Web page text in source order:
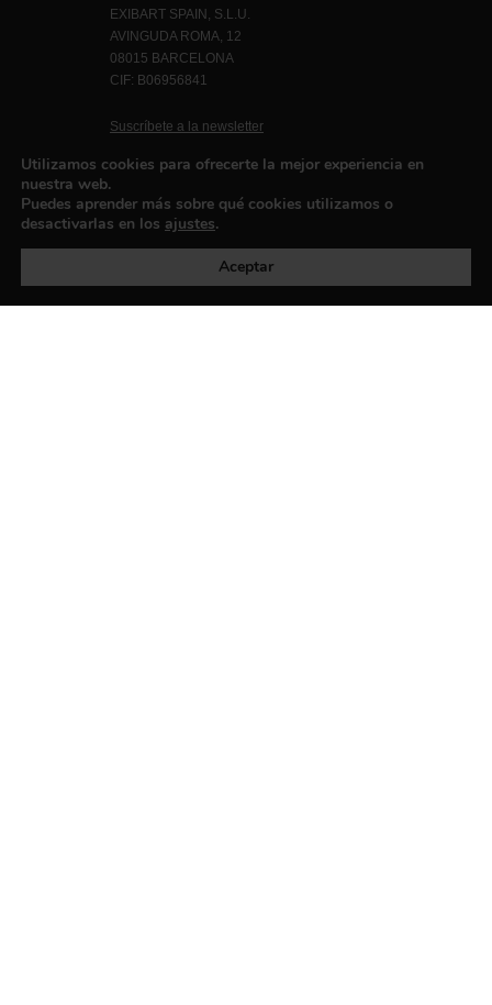
EXIBART SPAIN, S.L.U.
AVINGUDA ROMA, 12
08015 BARCELONA
CIF: B06956841
Suscríbete a la newsletter
Política de privacidad
Utilizamos cookies para ofrecerte la mejor experiencia en
nuestra web.
Puedes aprender más sobre qué cookies utilizamos o
desactivarlas en los ajustes.
Aceptar